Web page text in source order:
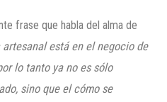
frase que habla del alma de
artesanal está en el negocio de
lo tanto ya no es sólo
sino que el cómo se